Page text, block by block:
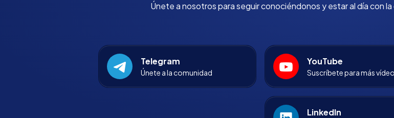
Únete a nosotros para seguir conociéndonos y estar al día con
Telegram
Únete a la comunidad
YouTube
Suscríbete para más
LinkedIn